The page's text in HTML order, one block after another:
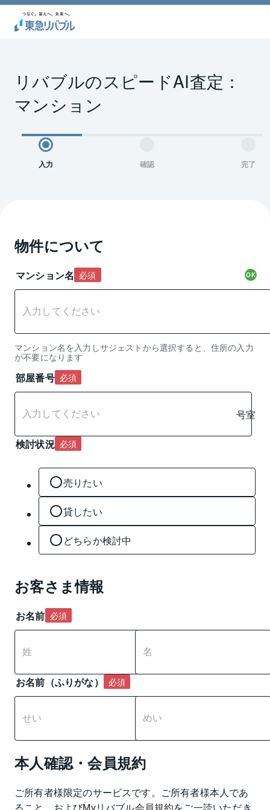
リバブルのスピードAI査定：
マンション
入力 確認 完了
物件について
マンション名 必須 OK
マンション名を入力しサジェストから選択すると、住所の入力
が不要になります
部屋番号 必須
号室
検討状況 必須
売りたい
貸したい
どちらか検討中
お客さま情報
お名前 必須
お名前（ふりがな） 必須
本人確認・会員規約
ご所有者様限定のサービスです。ご所有者様本人であ